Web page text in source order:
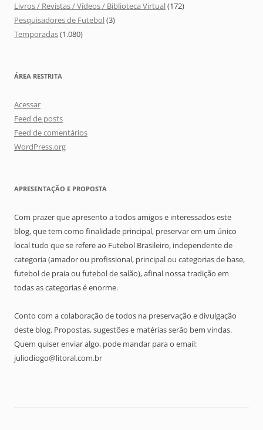
Livros / Revistas / Vídeos / Biblioteca Virtual(172)
Pesquisadores de Futebol(3)
Temporadas(1.080)
ÁREA RESTRITA
Acessar
Feed de posts
Feed de comentários
WordPress.org
APRESENTAÇÃO E PROPOSTA
Com prazer que apresento a todos amigos e interessados este
blog, que tem como finalidade principal, preservar em um único
local tudo que se refere ao Futebol Brasileiro, independente de
categoria (amador ou profissional, principal ou categorias de base,
futebol de praia ou futebol de salão), afinal nossa tradição em
todas as categorias é enorme.
Conto com a colaboração de todos na preservação e divulgação
deste blog. Propostas, sugestões e matérias serão bem vindas.
Quem quiser enviar algo, pode mandar para o email:
juliodiogo@litoral.com.br